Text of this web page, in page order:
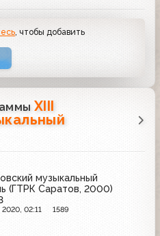
, чтобы добавить
XIII
музыкальный
(ГТРК Саратов, 2000)
2020, 02:11 1589